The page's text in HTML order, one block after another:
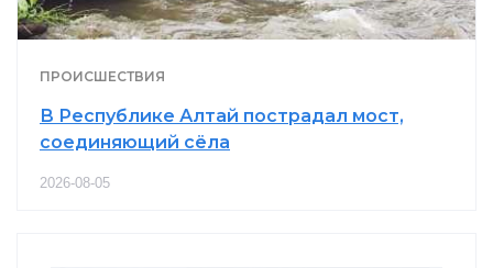
ПРОИСШЕСТВИЯ
В Республике Алтай пострадал мост,
соединяющий сёла
2026-08-05